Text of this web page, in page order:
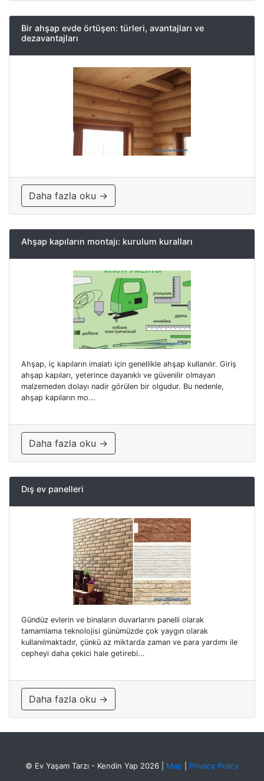
Bir ahşap evde örtüşen: türleri, avantajları ve
dezavantajları
Daha fazla oku →
Ahşap kapıların montajı: kurulum kuralları
Ahşap, iç kapıların imalatı için genellikle ahşap kullanılır. Giriş
ahşap kapıları, yeterince dayanıklı ve güvenilir olmayan
malzemeden dolayı nadir görülen bir olgudur. Bu nedenle,
ahşap kapıların mo...
Daha fazla oku →
Dış ev panelleri
Gündüz evlerin ve binaların duvarlarını panelli olarak
tamamlama teknolojisi günümüzde çok yaygın olarak
kullanılmaktadır, çünkü az miktarda zaman ve para yardımı ile
cepheyi daha çekici hale getirebi...
Daha fazla oku →
© Ev Yaşam Tarzı - Kendin Yap 2026 Map Privacy Policy